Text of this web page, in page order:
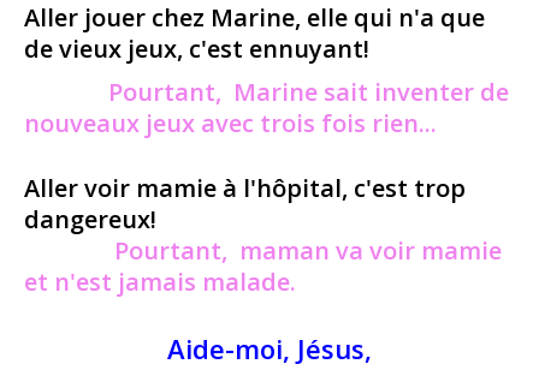
Aller jouer chez Marine, elle qui n'a que
de vieux jeux, c'est ennuyant!
Pourtant, Marine sait inventer de
nouveaux jeux avec trois fois rien...
Aller voir mamie à l'hôpital, c'est trop
dangereux!
Pourtant, maman va voir mamie
et n'est jamais malade.
Aide-moi, Jésus,